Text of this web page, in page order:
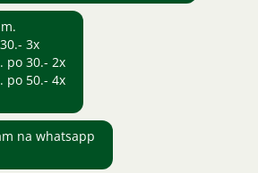
3x
po 30.- 2x
po 50.- 4x
na whatsapp